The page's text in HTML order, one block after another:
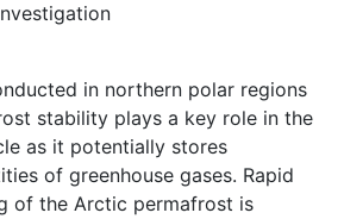
in northern polar regions
stability plays a key role in the
as it potentially stores
of greenhouse gases. Rapid
of the Arctic permafrost is